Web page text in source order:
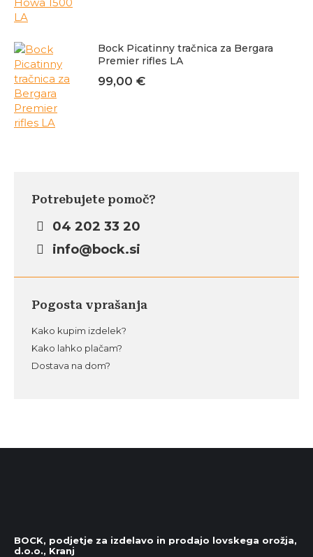
Bock Picatinny tračnica za Bergara
Premier rifles LA
99,00 €
Potrebujete pomoč?
04 202 33 20
info@bock.si
Pogosta vprašanja
Kako kupim izdelek?
Kako lahko plačam?
Dostava na dom?
BOCK, podjetje za izdelavo in prodajo lovskega orožja,
d.o.o., Kranj